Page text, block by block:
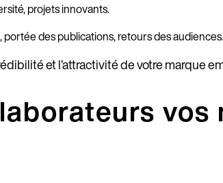
projets innovants.
portée des publications, retours des audiences.
et l’attractivité de votre marque
vos